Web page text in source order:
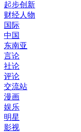
起步创新
财经人物
国际
中国
东南亚
言论
社论
评论
交流站
漫画
娱乐
明星
影视